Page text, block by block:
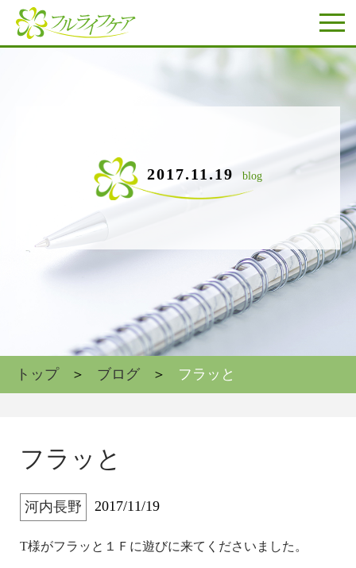
2017.11.19 blog
トップ ブログ フラッと
フラッと
河内長野 2017/11/19
T様がフラッと１Ｆに遊びに来てくださいました。